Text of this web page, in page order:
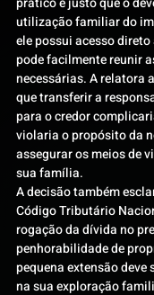
utilização familiar do
ele possui acesso
pode facilmente reunir
necessárias. A relatora
que transferir a
para o credor
violaria o propósito da
assegurar os meios de
sua família.
A decisão também
Código Tributário
rogação da dívida no
penhorabilidade de
pequena extensão deve
na sua exploração